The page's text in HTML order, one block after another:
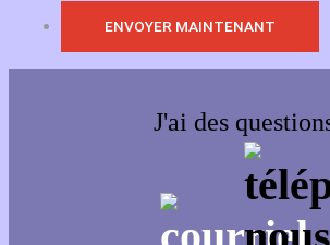
J'ai des